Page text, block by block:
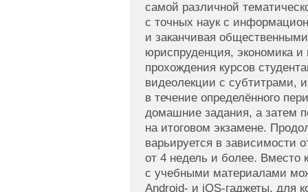
самой различной
с точных наук с
и заканчивая
юриспруденция, экономика и
прохождения курсов
видеолекции с субтитрами,
в течение определённого
домашние задания, а затем
на итоговом экзамене.
варьируется в зависимости
от 4 недель и более. Вместо
с учебными материалами
Android- и iOS-гаджеты, для